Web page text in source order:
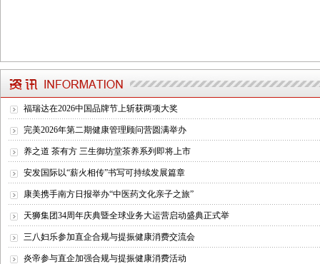
福瑞达在2026中国品牌节上斩获两项大奖
完美2026年第二期健康管理顾问营圆满举办
养之道 茶有方 三生御坊堂茶养系列即将上市
安发国际以“薪火相传”书写可持续发展篇章
康美携手南方日报举办“中医药文化亲子之旅”
天狮集团34周年庆典暨全球业务大运营启动盛典正式举
三八妇乐参加直企合规与提振健康消费交流会
炎帝参与直企加强合规与提振健康消费活动